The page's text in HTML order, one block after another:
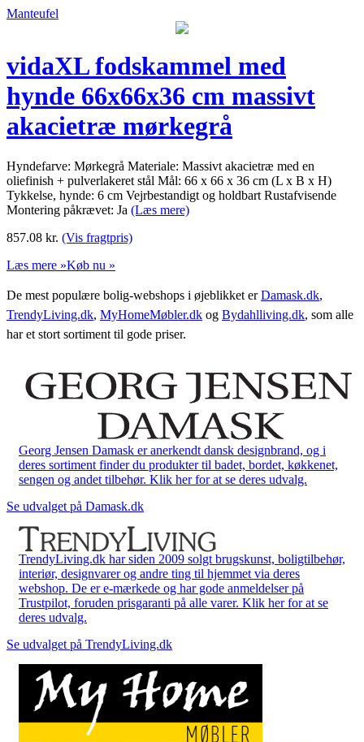
Manteufel
vidaXL fodskammel med
hynde 66x66x36 cm massivt
akacietræ mørkegrå
Hyndefarve: Mørkegrå Materiale: Massivt akacietræ med en
oliefinish + pulverlakeret stål Mål: 66 x 66 x 36 cm (L x B x H)
Tykkelse, hynde: 6 cm Vejrbestandigt og holdbart Rustafvisende
Montering påkrævet: Ja (Læs mere)
857.08 kr. (Vis fragtpris)
Læs mere »Køb nu »
De mest populære bolig-webshops i øjeblikket erDamask.dk,
TrendyLiving.dk, MyHomeMøbler.dk og Bydahlliving.dk, som alle
har et stort sortiment til gode priser.
Georg Jensen Damask er anerkendt dansk designbrand, og i
deres sortiment finder du produkter til badet, bordet, køkkenet,
sengen og andet tilbehør. Klik her for at se deres udvalg.
Se udvalget på Damask.dk
TrendyLiving.dk har siden 2009 solgt brugskunst, boligtilbehør,
interiør, designvarer og andre ting til hjemmet via deres
webshop. De er e-mærkede og har gode anmeldelser på
Trustpilot, foruden prisgaranti på alle varer. Klik her for at se
deres udvalg.
Se udvalget på TrendyLiving.dk